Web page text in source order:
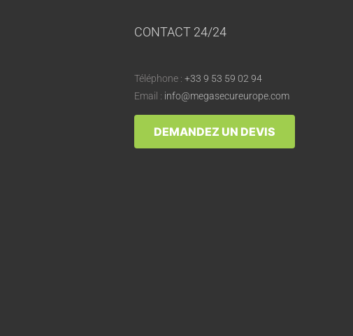
CONTACT 24/24
Téléphone :+33 9 53 59 02 94
Email : info@megasecureurope.com
DEMANDEZ UN DEVIS